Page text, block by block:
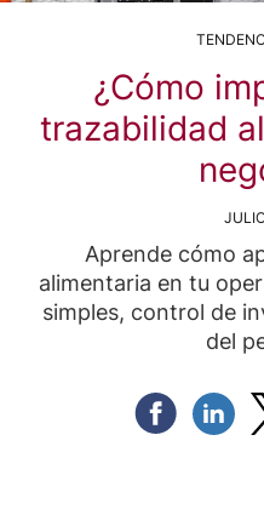
¿Cómo
trazabilidad
Aprende cómo
alimentaria en tu
simples, control de
del
Compartir